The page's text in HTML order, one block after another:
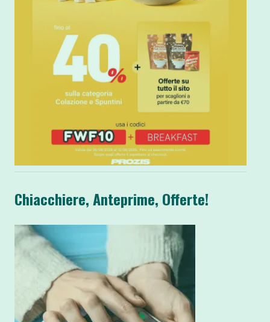
Chiacchiere, Anteprime, Offerte!